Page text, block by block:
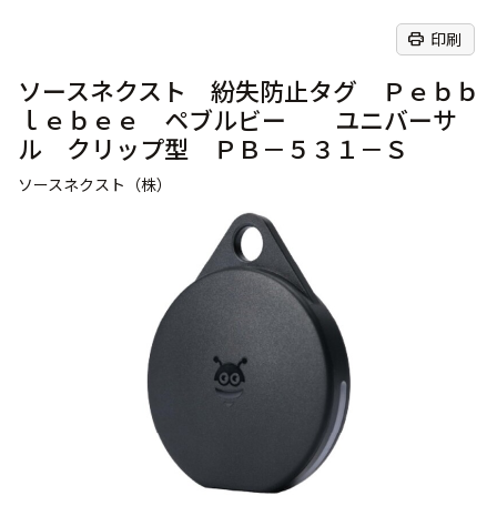
print 印刷
ソースネクスト 紛失防止タグ Ｐｅｂｂ
ｌｅｂｅｅ ペブルビー ユニバーサ
ル クリップ型 ＰＢ－５３１－Ｓ
ソースネクスト（株）